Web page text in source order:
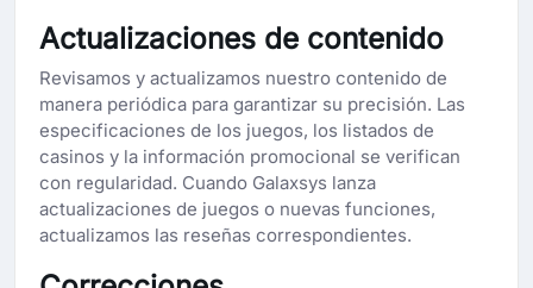
Actualizaciones de contenido
Revisamos y actualizamos nuestro contenido de
manera periódica para garantizar su precisión. Las
especificaciones de los juegos, los listados de
casinos y la información promocional se verifican
con regularidad. Cuando Galaxsys lanza
actualizaciones de juegos o nuevas funciones,
actualizamos las reseñas correspondientes.